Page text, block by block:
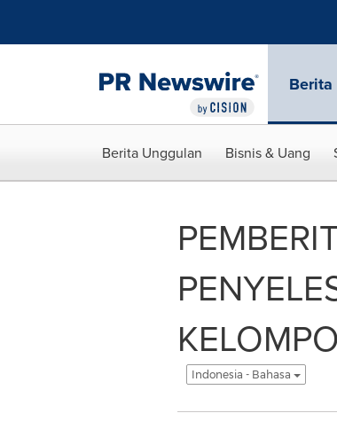
Berita
Berita Unggulan Bisnis & Uang
Indonesia - Bahasa